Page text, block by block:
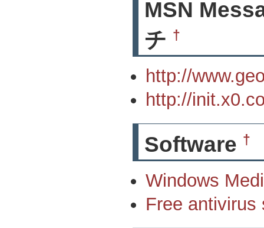
MSN
チ †
http://
http://
Software †
Windows
Free antivirus